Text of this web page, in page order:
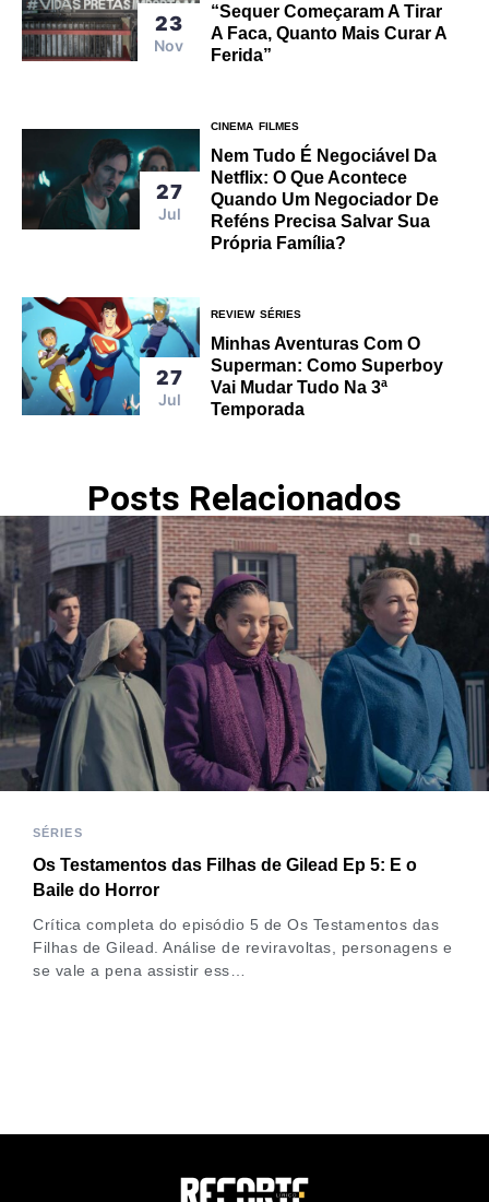
23
Nov
“Sequer Começaram A Tirar
A Faca, Quanto Mais Curar A
Ferida”
27
Jul
CINEMA FILMES
Nem Tudo É Negociável Da
Netflix: O Que Acontece
Quando Um Negociador De
Reféns Precisa Salvar Sua
Própria Família?
27
Jul
REVIEW SÉRIES
Minhas Aventuras Com O
Superman: Como Superboy
Vai Mudar Tudo Na 3ª
Temporada
Posts Relacionados
SÉRIES
Os Testamentos das Filhas de Gilead Ep 5: E o
Baile do Horror
Crítica completa do episódio 5 de Os Testamentos das
Filhas de Gilead. Análise de reviravoltas, personagens e
se vale a pena assistir ess…